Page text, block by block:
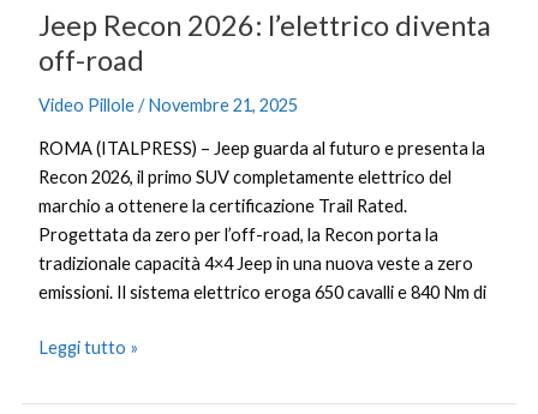
Jeep Recon 2026: l’elettrico diventa
off-road
Video Pillole/Novembre 21, 2025
ROMA (ITALPRESS) – Jeep guarda al futuro e presenta la
Recon 2026, il primo SUV completamente elettrico del
marchio a ottenere la certificazione Trail Rated.
Progettata da zero per l’off-road, la Recon porta la
tradizionale capacità 4×4 Jeep in una nuova veste a zero
emissioni. Il sistema elettrico eroga 650 cavalli e 840 Nm di
Leggi tutto »